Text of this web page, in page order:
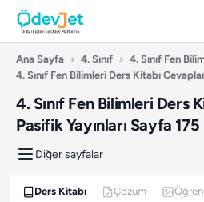
Ana Sayfa › 4. Sınıf › 4. Sınıf Fen
4. Sınıf Fen Bilimleri Ders Kitabı
4. Sınıf Fen Bilimleri Ders
Pasifik Yayınları Sayfa 175
Diğer sayfalar
Ders Kitabı Çözüm